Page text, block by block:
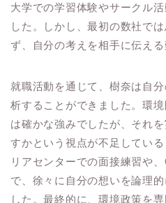
大学での学習体験やサークル
した。しかし、最初の数社で
ず、自分の考えを相手に伝える
就職活動を通じて、樹奈は自
析することができました。環
は確かな強みでしたが、それ
すかという視点が不足してい
リアセンターでの面接練習や
で、徐々に自分の想いを論理
した。最終的に、環境政策を